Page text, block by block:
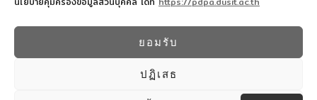
ยอมรับ
ปฏิเสธ
022445587
© 2026 โรงเรียนสาธิตละอออุทิศ - WordPress
Theme byKadence WP
Design By COMSCI67 SDU